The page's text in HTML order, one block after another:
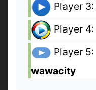
Player 3:
Player 4:
Player 5:
wawacity